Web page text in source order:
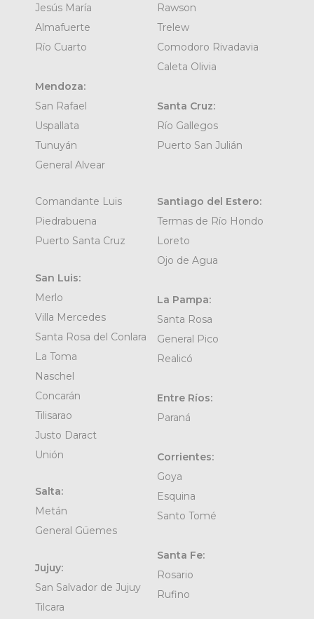
Jesús María
Almafuerte
Río Cuarto
Mendoza:
San Rafael
Uspallata
Tunuyán
General Alvear
Rawson
Trelew
Comodoro Rivadavia
Caleta Olivia
Santa Cruz:
Río Gallegos
Puerto San Julián
Comandante Luis
Piedrabuena
Puerto Santa Cruz
San Luis:
Merlo
Villa Mercedes
Santa Rosa del Conlara
La Toma
Naschel
Concarán
Tilisarao
Justo Daract
Unión
Salta:
Metán
General Güemes
Jujuy:
San Salvador de Jujuy
Tilcara
Santiago del Estero:
Termas de Río Hondo
Loreto
Ojo de Agua
La Pampa:
Santa Rosa
General Pico
Realicó
Entre Ríos:
Paraná
Corrientes:
Goya
Esquina
Santo Tomé
Santa Fe:
Rosario
Rufino